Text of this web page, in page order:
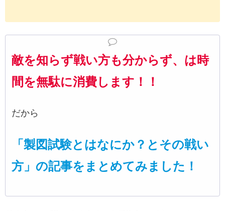
敵を知らず戦い方も分からず、は時
間を無駄に消費します！！
だから
「製図試験とはなにか？とその戦い
方」の記事をまとめてみました！